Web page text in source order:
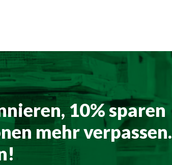
10% sparen
mehr verpassen.